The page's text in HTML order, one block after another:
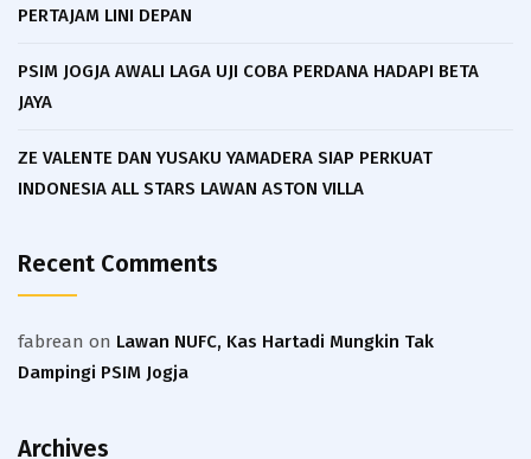
PERTAJAM LINI DEPAN
PSIM JOGJA AWALI LAGA UJI COBA PERDANA HADAPI BETA
JAYA
ZE VALENTE DAN YUSAKU YAMADERA SIAP PERKUAT
INDONESIA ALL STARS LAWAN ASTON VILLA
Recent Comments
fabrean on Lawan NUFC, Kas Hartadi Mungkin Tak
Dampingi PSIM Jogja
Archives